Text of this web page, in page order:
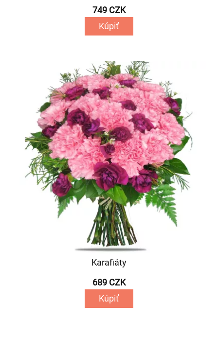
749 CZK
Kúpiť
Karafiáty
689 CZK
Kúpiť